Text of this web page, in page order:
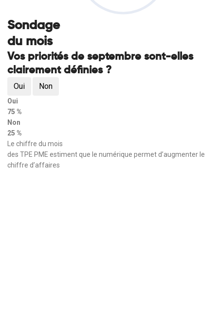
Sondage
du mois
Vos priorités de septembre sont-elles
clairement définies ?
Oui Non
Oui
75 %
Non
25 %
Le chiffre du mois
des TPE PME estiment que le numérique permet d’augmenter le
chiffre d’affaires